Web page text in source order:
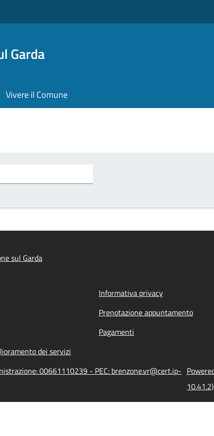
Garda
Vivere il Comune
sul Garda
Informativa privacy
Prenotazione appuntamento
Pagamenti
dei servizi
00661110239 - PEC: brenzone.vr@cert.ip-
10.41.2)